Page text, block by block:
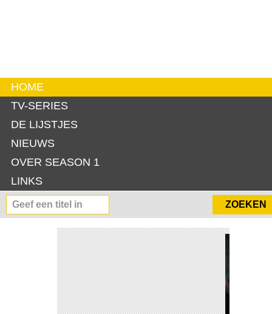
HOME
TV-SERIES
DE LIJSTJES
NIEUWS
OVER SEASON 1
LINKS